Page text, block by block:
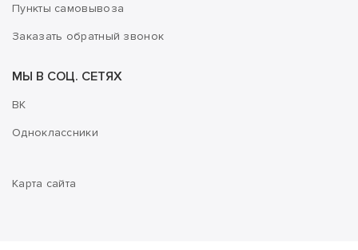
Пункты самовывоза
Заказать обратный звонок
МЫ В СОЦ. СЕТЯХ
ВК
Одноклассники
Карта сайта